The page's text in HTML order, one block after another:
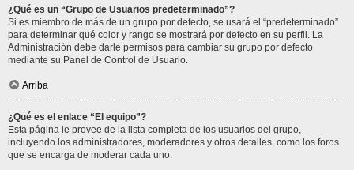
¿Qué es un “Grupo de Usuarios predeterminado”?
Si es miembro de más de un grupo por defecto, se usará el “predeterminado”
para determinar qué color y rango se mostrará por defecto en su perfil. La
Administración debe darle permisos para cambiar su grupo por defecto
mediante su Panel de Control de Usuario.
Arriba
¿Qué es el enlace “El equipo”?
Esta página le provee de la lista completa de los usuarios del grupo,
incluyendo los administradores, moderadores y otros detalles, como los foros
que se encarga de moderar cada uno.